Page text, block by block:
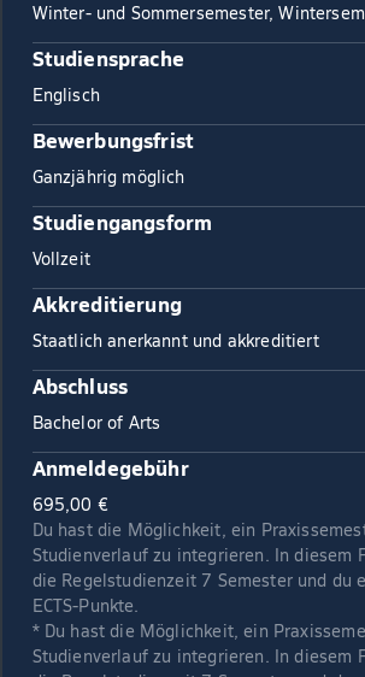
Winter- und Sommersemester,
Studiensprache
Englisch
Bewerbungsfrist
Ganzjährig möglich
Studiengangsform
Vollzeit
Akkreditierung
Staatlich anerkannt und akkreditiert
Abschluss
Bachelor of Arts
Anmeldegebühr
695,00 €
Du hast die Möglichkeit, ein
Studienverlauf zu integrieren. In diesem
die Regelstudienzeit 7 Semester und du
ECTS-Punkte.
* Du hast die Möglichkeit, ein
Studienverlauf zu integrieren. In diesem